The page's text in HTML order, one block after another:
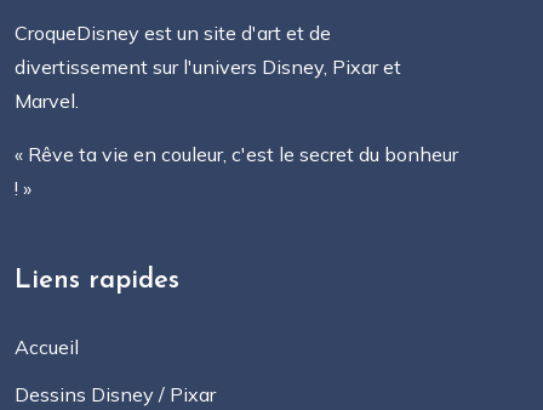
CroqueDisney est un site d'art et de
divertissement sur l'univers Disney, Pixar et
Marvel.
« Rêve ta vie en couleur, c'est le secret du bonheur
! »
Liens rapides
Accueil
Dessins Disney / Pixar